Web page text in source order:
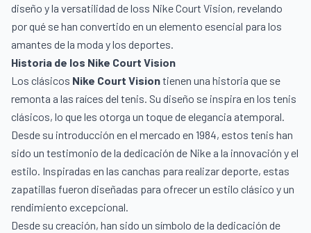
diseño y la versatilidad de loss Nike Court Vision, revelando
por qué se han convertido en un elemento esencial para los
amantes de la moda y los deportes.
Historia de los Nike Court Vision
Los clásicos Nike Court Visiontienen una historia que se
remonta a las raíces del tenis. Su diseño se inspira en los tenis
clásicos, lo que les otorga un toque de elegancia atemporal.
Desde su introducción en el mercado en 1984, estos tenis han
sido un testimonio de la dedicación de Nike a la innovación y el
estilo. Inspiradas en las canchas para realizar deporte, estas
zapatillas fueron diseñadas para ofrecer un estilo clásico y un
rendimiento excepcional.
Desde su creación, han sido un símbolo de la dedicación de